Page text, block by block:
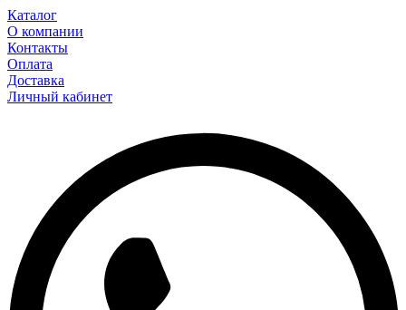
Каталог
О компании
Контакты
Оплата
Доставка
Личный кабинет